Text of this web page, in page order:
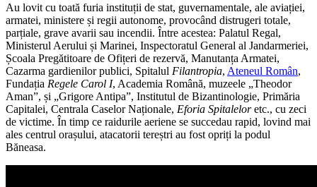
Au lovit cu toată furia instituții de stat, guvernamentale, ale aviației,
armatei, ministere și regii autonome, provocând distrugeri totale,
parțiale, grave avarii sau incendii. Între acestea: Palatul Regal,
Ministerul Aerului și Marinei, Inspectoratul General al Jandarmeriei,
Școala Pregătitoare de Ofițeri de rezervă, Manutanța Armatei,
Cazarma gardienilor publici, Spitalul Filantropia, Ateneul Român,
Fundația Regele Carol I, Academia Română, muzeele „Theodor
Aman”, și „Grigore Antipa”, Institutul de Bizantinologie, Primăria
Capitalei, Centrala Caselor Naționale, Eforia Spitaleloretc., cu zeci
de victime. În timp ce raidurile aeriene se succedau rapid, lovind mai
ales centrul orașului, atacatorii tereștri au fost opriți la podul
Băneasa.